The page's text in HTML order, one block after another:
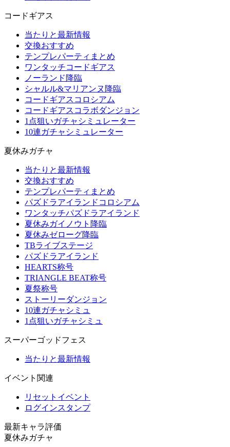
コードギアス
当たりと最新情報
交換おすすめ
テンプレパーティまとめ
ワンタッチコードギアス
ノーランド降臨
シャルル&マリアンヌ降臨
コードギアスコロシアム
コードギアスコラボダンジョン
1点狙いガチャシミュレーター
10連ガチャシミュレーター
夏休みガチャ
当たりと最新情報
交換おすすめ
テンプレパーティまとめ
パズドラアイランドコロシアム
ワンタッチパズドラアイランド
夏休みガイノウト降臨
夏休みゼローグ降臨
TBライブステージ
パズドラアイランド
HEARTS称号
TRIANGLE BEAT称号
夏祭称号
ストーリーダンジョン
10連ガチャシミュ
1点狙いガチャシミュ
スーパーゴッドフェス
当たりと最新情報
イベント関連
リセットイベント
ログインスタンプ
最新キャラ評価
夏休みガチャ